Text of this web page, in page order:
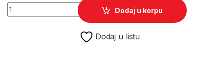
Mobitel Samsung Galaxy A17 4GB 128GB Dual Sim Black
Dodaj u korpu
Dodaj u listu